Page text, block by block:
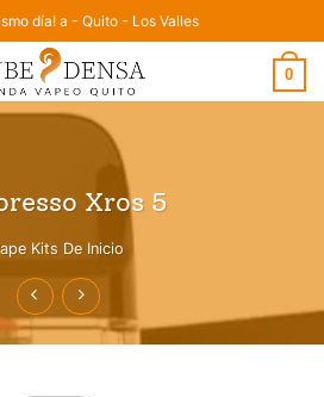
día! a - Quito - Los Valles
0
Xros 5
Kits De Inicio